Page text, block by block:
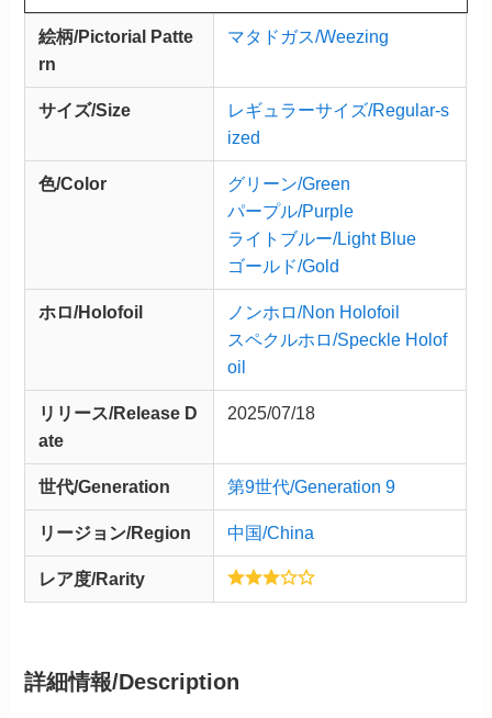
絵柄/Pictorial Patte
rn
マタドガス/Weezing
サイズ/Size
レギュラーサイズ/Regular-s
ized
色/Color
グリーン/Green
パープル/Purple
ライトブルー/Light Blue
ゴールド/Gold
ホロ/Holofoil
ノンホロ/Non Holofoil
スペクルホロ/Speckle Holof
oil
リリース/Release D
ate
2025/07/18
世代/Generation 第9世代/Generation 9
リージョン/Region 中国/China
レア度/Rarity
詳細情報/Description